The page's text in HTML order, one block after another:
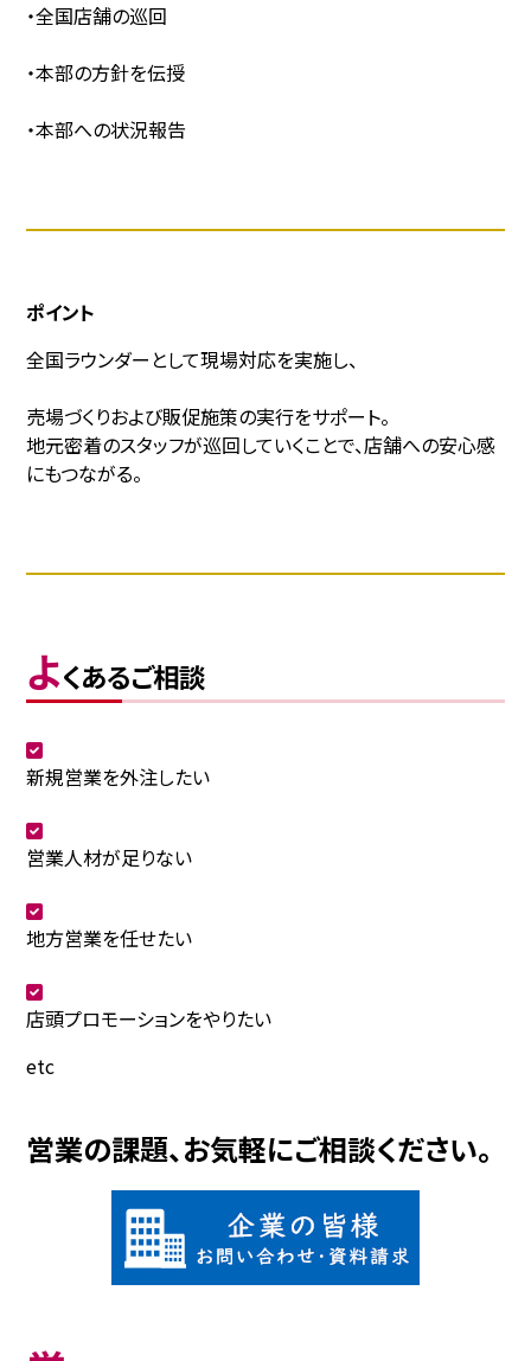
・全国店舗の巡回
・本部の方針を伝授
・本部への状況報告
ポイント
全国ラウンダーとして現場対応を実施し、
売場づくりおよび販促施策の実行をサポート。
地元密着のスタッフが巡回していくことで、店舗への安心感
にもつながる。
よくあるご相談
新規営業を外注したい
営業人材が足りない
地方営業を任せたい
店頭プロモーションをやりたい
etc
営業の課題、お気軽にご相談ください。